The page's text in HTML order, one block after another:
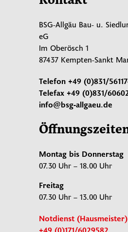
BSG-Allgäu Bau- u.
eG
Im Oberösch 1
87437 Kempten-Sankt
Telefon +49 (0)831/
Telefax +49 (0)831/
info@bsg-allgaeu.de
Montag bis Donnerstag
07.30 Uhr – 18.00 Uhr
Freitag
07.30 Uhr – 13.00 Uhr
Notdienst (Hausmeister)